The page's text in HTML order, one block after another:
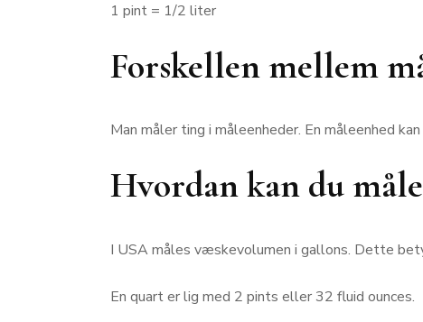
1 pint = 1/2 liter
Forskellen mellem
Man måler ting i måleenheder. En måleenhed
Hvordan kan du
I USA måles væskevolumen i gallons. Dette
En quart er lig med 2 pints eller 32 fluid ounces.